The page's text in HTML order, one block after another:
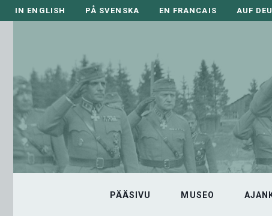
Siirry
sisältöön
IN ENGLISH PÅ SVENSKA EN FRANCAIS AUF
PÄÄSIVU MUSEO